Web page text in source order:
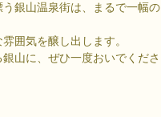
銀山温泉街は、まるで一幅の
囲気を醸し出します。
山に、ぜひ一度おいでくださ